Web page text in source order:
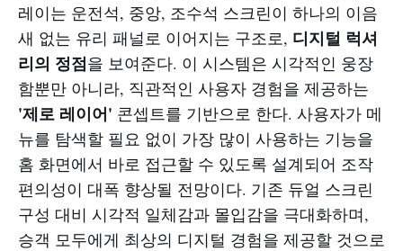
레이는 운전석, 중앙, 조수석 스크린이 하나의 이음
새 없는 유리 패널로 이어지는 구조로, 디지털 럭셔
리의 정점을 보여준다. 이 시스템은 시각적인 웅장
함뿐만 아니라, 직관적인 사용자 경험을 제공하는
'제로 레이어' 콘셉트를 기반으로 한다. 사용자가 메
뉴를 탐색할 필요 없이 가장 많이 사용하는 기능을
홈 화면에서 바로 접근할 수 있도록 설계되어 조작
편의성이 대폭 향상될 전망이다. 기존 듀얼 스크린
구성 대비 시각적 일체감과 몰입감을 극대화하며,
승객 모두에게 최상의 디지털 경험을 제공할 것으로